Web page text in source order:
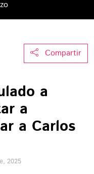
Compartir
a
a
a Carlos
2025